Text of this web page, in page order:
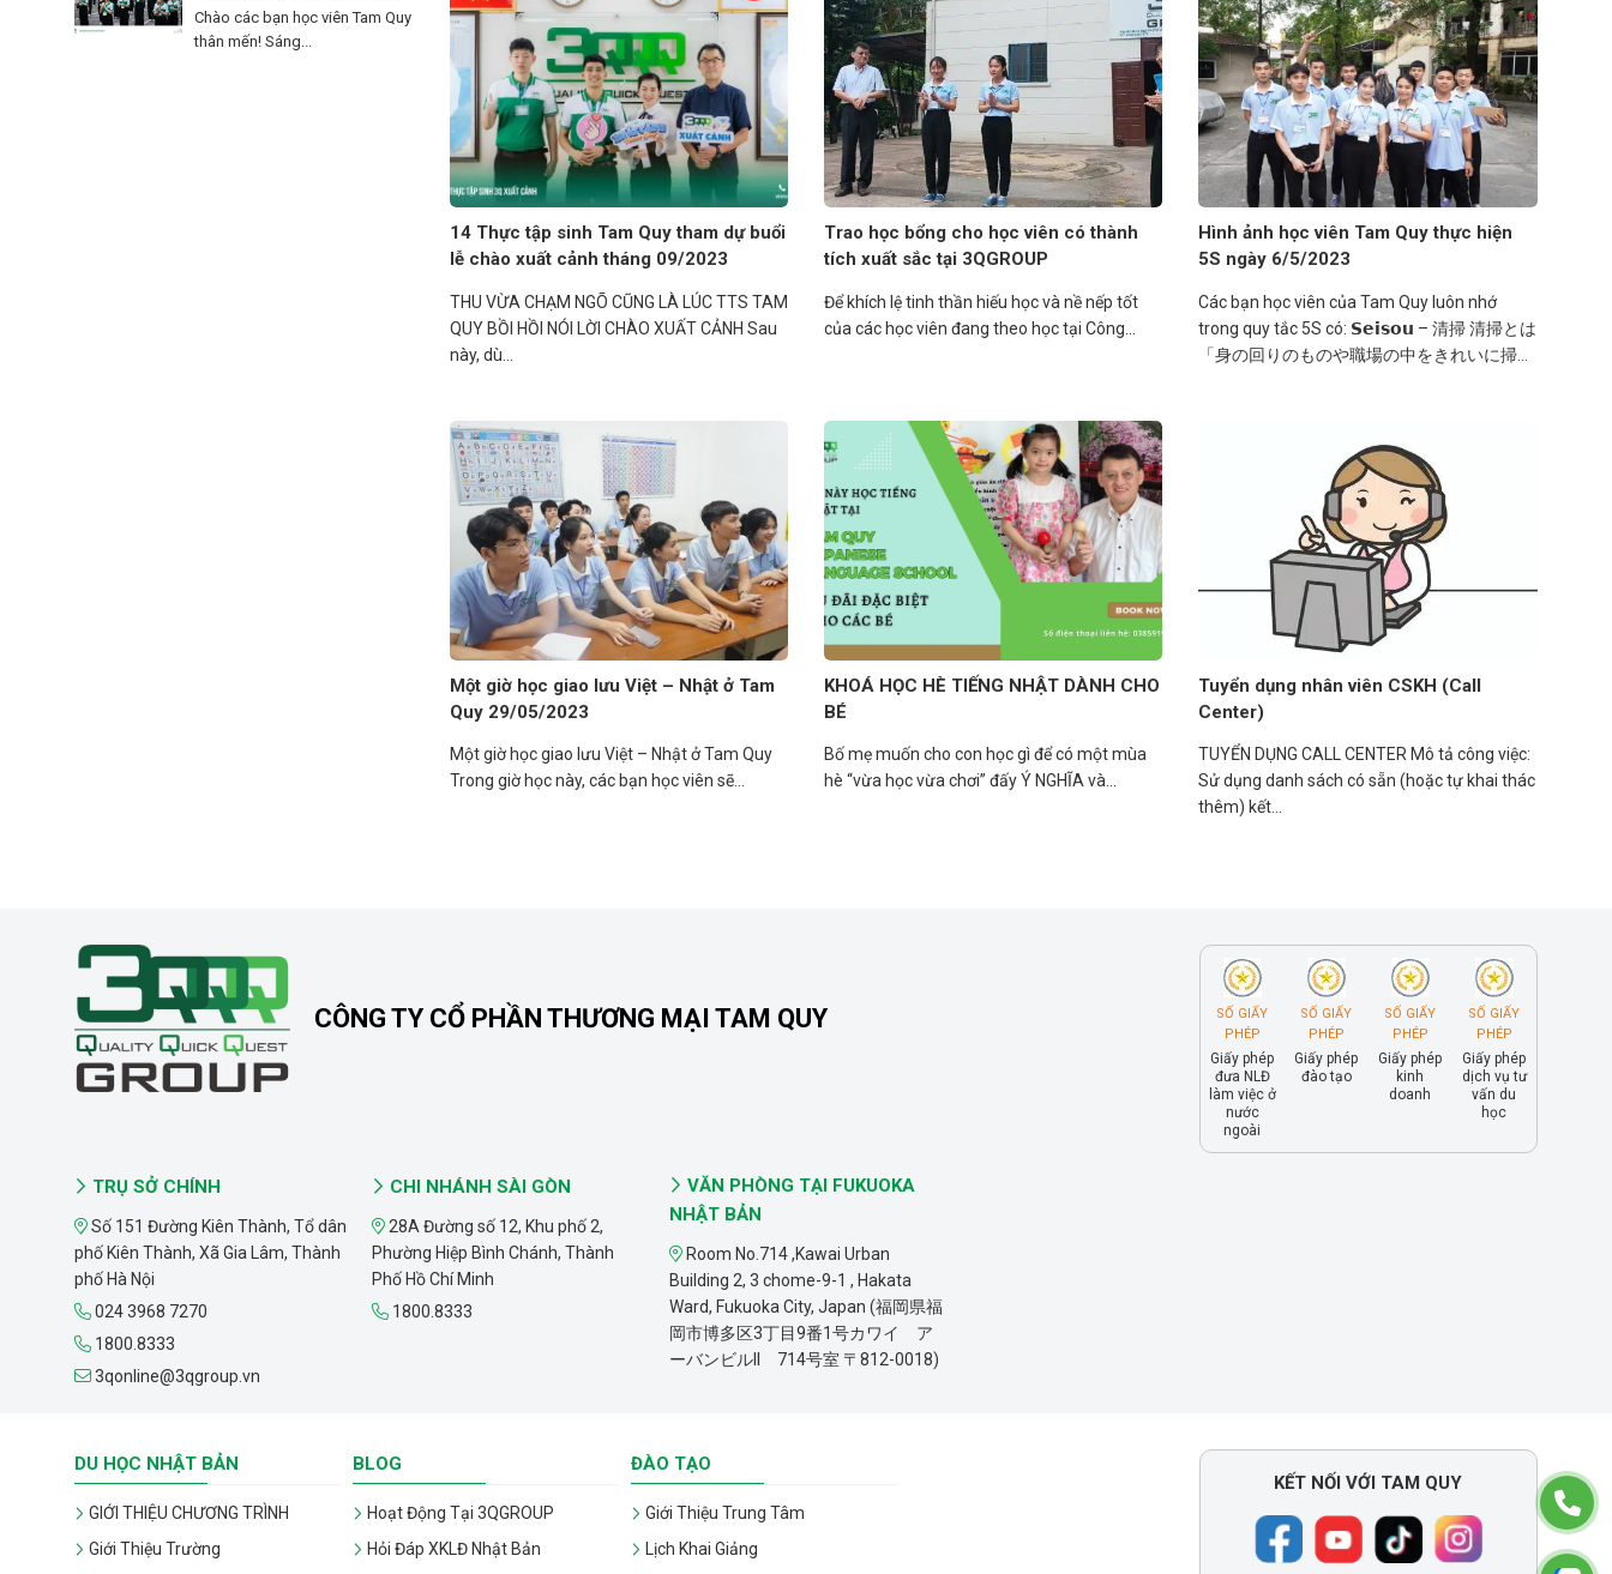
Trình, Mở Lối Tương Lai!
Chào các bạn học viên Tam Quy
thân mến! Sáng...
14 Thực tập sinh Tam Quy tham dự buổi
lễ chào xuất cảnh tháng 09/2023
THU VỪA CHẠM NGÕ CŨNG LÀ LÚC TTS TAM
QUY BỒI HỒI NÓI LỜI CHÀO XUẤT CẢNH Sau
này, dù...
Trao học bổng cho học viên có thành
tích xuất sắc tại 3QGROUP
Để khích lệ tinh thần hiếu học và nề nếp tốt
của các học viên đang theo học tại Công...
Hình ảnh học viên Tam Quy thực hiện
5S ngày 6/5/2023
Các bạn học viên của Tam Quy luôn nhớ
trong quy tắc 5S có: 𝗦𝗲𝗶𝘀𝗼𝘂 – 清掃 清掃とは
「身の回りのものや職場の中をきれいに掃除
Một giờ học giao lưu Việt – Nhật ở Tam
Quy 29/05/2023
Một giờ học giao lưu Việt – Nhật ở Tam Quy
Trong giờ học này, các bạn học viên sẽ...
KHOÁ HỌC HÈ TIẾNG NHẬT DÀNH CHO
BÉ
Bố mẹ muốn cho con học gì để có một mùa
hè “vừa học vừa chơi” đấy Ý NGHĨA và...
Tuyển dụng nhân viên CSKH (Call
Center)
TUYỂN DỤNG CALL CENTER Mô tả công việc:
Sử dụng danh sách có sẵn (hoặc tự khai thác
thêm) kết...
CÔNG TY CỔ PHẦN THƯƠNG MẠI TAM QUY
SỐ GIẤY
PHÉP
Giấy phép
đưa NLĐ
làm việc ở
nước
ngoài
SỐ GIẤY
PHÉP
Giấy phép
đào tạo
SỐ GIẤY
PHÉP
Giấy phép
kinh
doanh
SỐ GIẤY
PHÉP
Giấy phép
dịch vụ tư
vấn du
học
TRỤ SỞ CHÍNH
Số 151 Đường Kiên Thành, Tổ dân
phố Kiên Thành, Xã Gia Lâm, Thành
phố Hà Nội
024 3968 7270
1800.8333
3qonline@3qgroup.vn
CHI NHÁNH SÀI GÒN
28A Đường số 12, Khu phố 2,
Phường Hiệp Bình Chánh, Thành
Phố Hồ Chí Minh
1800.8333
VĂN PHÒNG TẠI FUKUOKA
NHẬT BẢN
Room No.714 ,Kawai Urban
Building 2, 3 chome-9-1 , Hakata
Ward, Fukuoka City, Japan (福岡県福
岡市博多区3丁目9番1号カワイ ア
ーバンビルII 714号室 〒812-0018)
DU HỌC NHẬT BẢN
GIỚI THIỆU CHƯƠNG TRÌNH
Giới Thiệu Trường
BLOG
Hoạt Động Tại 3QGROUP
Hỏi Đáp XKLĐ Nhật Bản
ĐÀO TẠO
Giới Thiệu Trung Tâm
Lịch Khai Giảng
KẾT NỐI VỚI TAM QUY